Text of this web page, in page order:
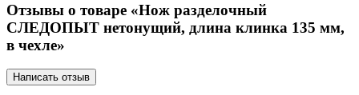
Отзывы о товаре «Нож разделочный
СЛЕДОПЫТ нетонущий, длина клинка 135 мм,
в чехле»
Написать отзыв